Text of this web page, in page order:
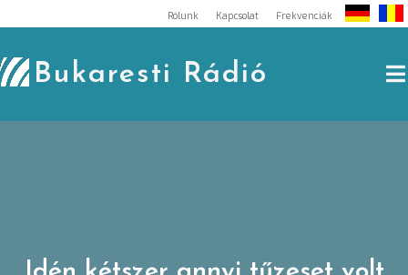
to
content
Rólunk Kapcsolat Frekvenciák
Bukaresti Rádió